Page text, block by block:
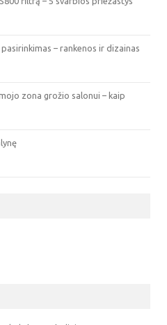
– rankenos ir dizainas
zona grožio salonui – kaip